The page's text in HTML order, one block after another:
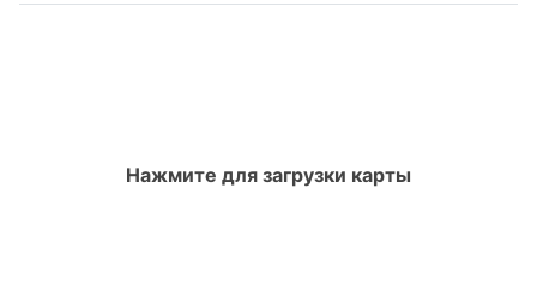
Нажмите для загрузки карты